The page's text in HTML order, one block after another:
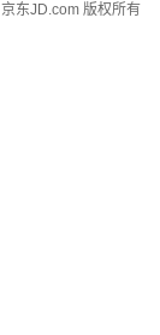
京东JD.com 版权所有